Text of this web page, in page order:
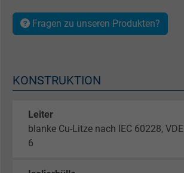
Fragen zu unseren Produkten?
KONSTRUKTION
Leiter
blanke Cu-Litze nach IEC 60228,
6